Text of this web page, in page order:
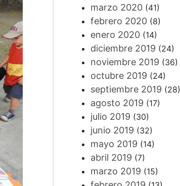
marzo 2020(41)
febrero 2020(8)
enero 2020(14)
diciembre 2019 (24)
noviembre 2019 (36)
octubre 2019 (24)
septiembre 2019 (28)
agosto 2019 (17)
julio 2019 (30)
junio 2019 (32)
mayo 2019 (14)
abril 2019 (7)
marzo 2019 (15)